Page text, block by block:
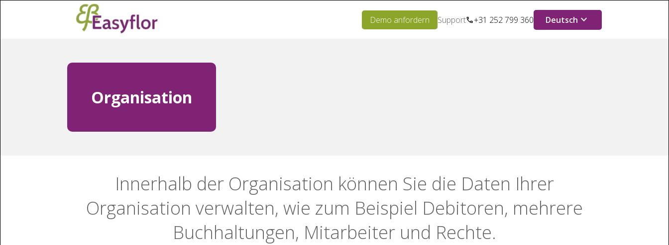
Demo anfordern Support +31 252 799 360 Deutsch keyboard_arrow_down
Organisation
Innerhalb der Organisation können Sie die Daten Ihrer
Organisation verwalten, wie zum Beispiel Debitoren, mehrere
Buchhaltungen, Mitarbeiter und Rechte.